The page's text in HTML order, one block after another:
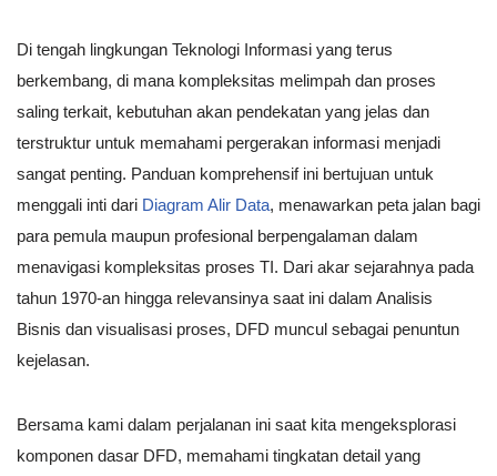
Di tengah lingkungan Teknologi Informasi yang terus
berkembang, di mana kompleksitas melimpah dan proses
saling terkait, kebutuhan akan pendekatan yang jelas dan
terstruktur untuk memahami pergerakan informasi menjadi
sangat penting. Panduan komprehensif ini bertujuan untuk
menggali inti dari Diagram Alir Data, menawarkan peta jalan bagi
para pemula maupun profesional berpengalaman dalam
menavigasi kompleksitas proses TI. Dari akar sejarahnya pada
tahun 1970-an hingga relevansinya saat ini dalam Analisis
Bisnis dan visualisasi proses, DFD muncul sebagai penuntun
kejelasan.
Bersama kami dalam perjalanan ini saat kita mengeksplorasi
komponen dasar DFD, memahami tingkatan detail yang